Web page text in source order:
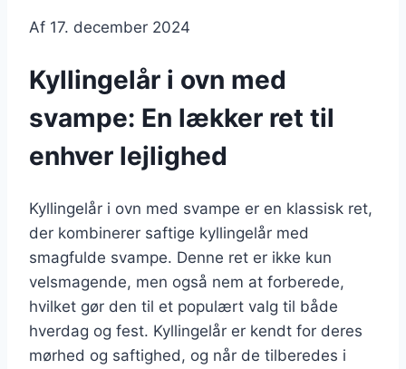
Af 17. december 2024
Kyllingelår i ovn med
svampe: En lækker ret til
enhver lejlighed
Kyllingelår i ovn med svampe er en klassisk ret,
der kombinerer saftige kyllingelår med
smagfulde svampe. Denne ret er ikke kun
velsmagende, men også nem at forberede,
hvilket gør den til et populært valg til både
hverdag og fest. Kyllingelår er kendt for deres
mørhed og saftighed, og når de tilberedes i